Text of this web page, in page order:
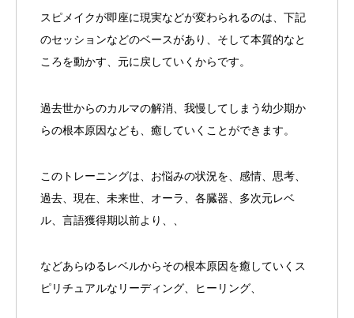
スピメイクが即座に現実などが変わられるのは、下記
のセッションなどのベースがあり、そして本質的なと
ころを動かす、元に戻していくからです。
過去世からのカルマの解消、我慢してしまう幼少期か
らの根本原因なども、癒していくことができます。
このトレーニングは、お悩みの状況を、感情、思考、
過去、現在、未来世、オーラ、各臓器、多次元レベ
ル、言語獲得期以前より、、
などあらゆるレベルからその根本原因を癒していくス
ピリチュアルなリーディング、ヒーリング、